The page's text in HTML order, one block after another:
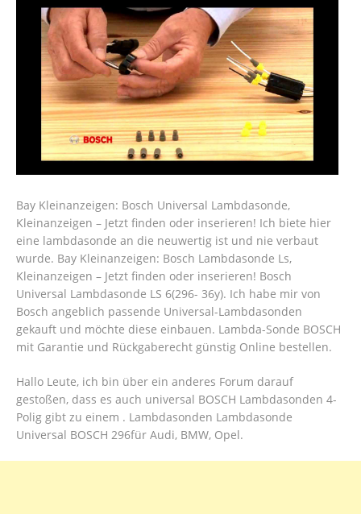
Bay Kleinanzeigen: Bosch Universal Lambdasonde,
Kleinanzeigen – Jetzt finden oder inserieren! Ich biete hier
eine lambdasonde an die neuwertig ist und nie verbaut
wurde. Bay Kleinanzeigen: Bosch Lambdasonde Ls,
Kleinanzeigen – Jetzt finden oder inserieren! Bosch
Universal Lambdasonde LS 6(296- 36y). Ich habe mir von
Bosch angeblich passende Universal-Lambdasonden
gekauft und möchte diese einbauen. Lambda-Sonde BOSCH
mit Garantie und Rückgaberecht günstig Online bestellen.
Hallo Leute, ich bin über ein anderes Forum darauf
gestoßen, dass es auch universal BOSCH Lambdasonden 4-
Polig gibt zu einem . Lambdasonden Lambdasonde
Universal BOSCH 296für Audi, BMW, Opel.